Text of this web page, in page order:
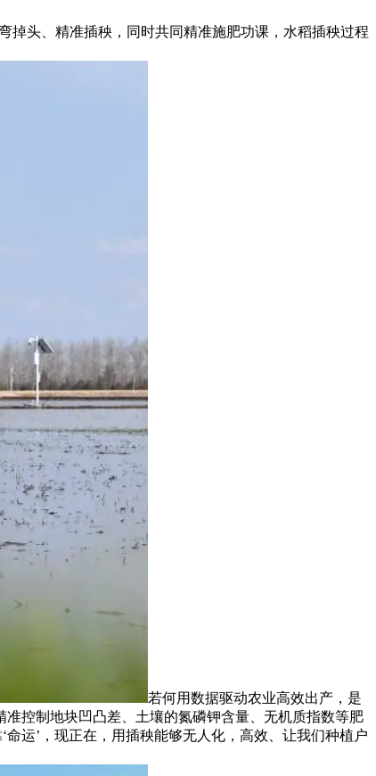
头、精准插秧，同时共同精准施肥功课，水稻插秧过程
若何用数据驱动农业高效出产，是
控制地块凹凸差、土壤的氮磷钾含量、无机质指数等肥
运’，现正在，用插秧能够无人化，高效、让我们种植户